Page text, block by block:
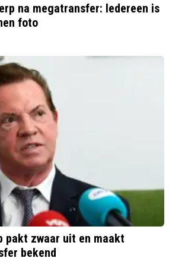
na megatransfer: Iedereen is
foto
pakt zwaar uit en maakt
bekend